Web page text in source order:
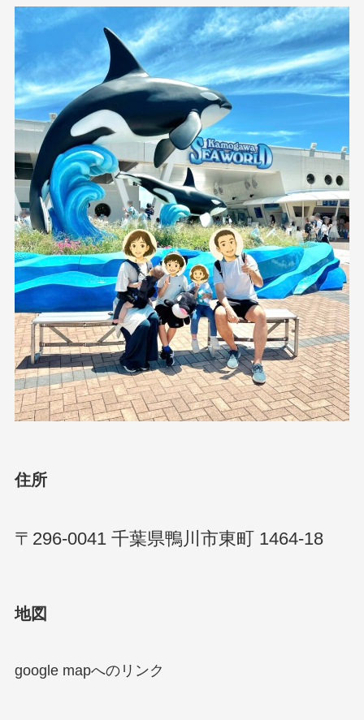
住所
〒296-0041 千葉県鴨川市東町 1464-18
地図
google mapへのリンク